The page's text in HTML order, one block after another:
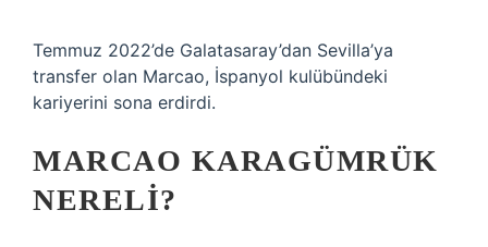
Temmuz 2022’de Galatasaray’dan Sevilla’ya
transfer olan Marcao, İspanyol kulübündeki
kariyerini sona erdirdi.
MARCAO KARAGÜMRÜK
NERELI?